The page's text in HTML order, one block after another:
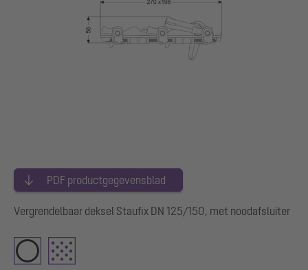
PDF productgegevensblad
Vergrendelbaar deksel Staufix DN 125/150, met noodafsluiter